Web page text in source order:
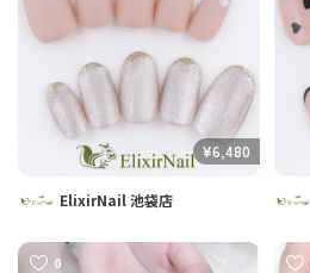
¥6,480
ElixirNail 池袋店
0